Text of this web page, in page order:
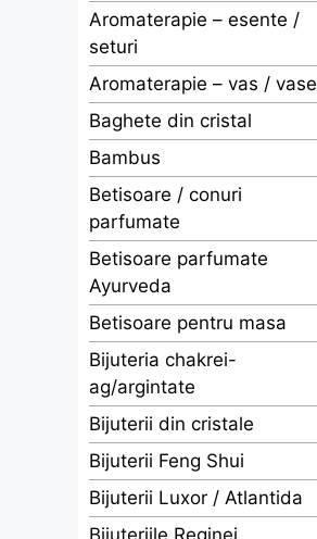
Aromaterapie – esente /
seturi
Aromaterapie – vas / vase
Baghete din cristal
Bambus
Betisoare / conuri
parfumate
Betisoare parfumate
Ayurveda
Betisoare pentru masa
Bijuteria chakrei-
ag/argintate
Bijuterii din cristale
Bijuterii Feng Shui
Bijuterii Luxor / Atlantida
Bijuteriile Reginei